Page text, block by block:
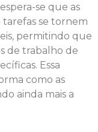
se que as
se tornem
permitindo que
de trabalho de
Essa
como as
ainda mais a